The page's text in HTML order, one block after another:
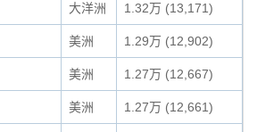
大洋洲 1.32万 (13,171)
美洲 1.29万 (12,902)
美洲 1.27万 (12,667)
美洲 1.27万 (12,661)